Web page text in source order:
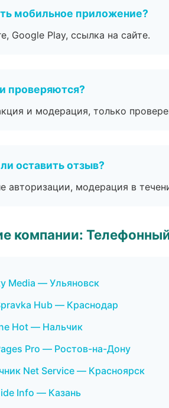
мобильное приложение?
Google Play, ссылка на сайте.
проверяются?
и модерация, только
оставить отзыв?
авторизации, модерация в
компании:
Media — Ульяновск
Hub — Краснодар
Hot — Нальчик
Pro — Ростов-на-Дону
Net Service — Красноярск
Info — Казань